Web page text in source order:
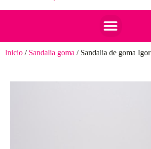
Inicio / Sandalia goma / Sandalia de goma Igor